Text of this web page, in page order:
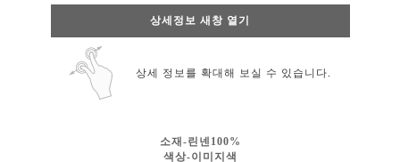
상세정보 새창 열기
상세 정보를 확대해 보실 수 있습니다.
소재-린넨100%
색상-이미지색